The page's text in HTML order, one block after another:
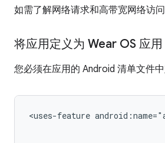
如需了解网络请求和高带宽网络访
将应用定义为 Wear OS 应用
您必须在应用的 Android 清单文件
<uses-feature